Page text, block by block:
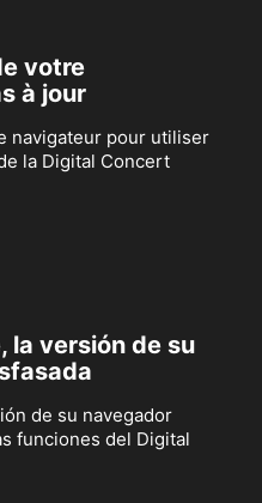
votre
à jour
navigateur pour utiliser
la Digital Concert
la versión de su
de su navegador
funciones del Digital